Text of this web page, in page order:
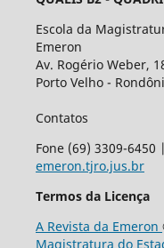
Escola da
Emeron
Av. Rogério Weber,
Porto Velho -
Contatos
Fone (69) 3309-
emeron.tjro.jus.br
Termos da Licença
A Revista da Emeron
Magistratura do